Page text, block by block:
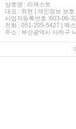
상호명 : 리캐스트
대표 : 최현 | 개인정보 보호
사업자등록번호 :603-06-
전화 : 051-205-5427 | 팩
주소 : 부산광역시 사하구